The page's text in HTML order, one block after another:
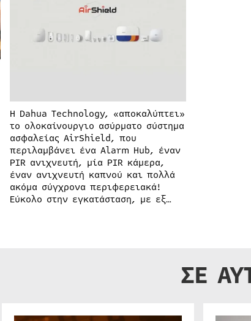
Η Dahua Technology, «αποκαλύπτει»
το ολοκαίνουργιο ασύρματο σύστημα
ασφαλείας AirShield, που
περιλαμβάνει ένα Alarm Hub, έναν
PIR ανιχνευτή, μία PIR κάμερα,
έναν ανιχνευτή καπνού και πολλά
ακόμα σύγχρονα περιφερειακά!
Εύκολο στην εγκατάσταση, με εξ…
ΣΕ